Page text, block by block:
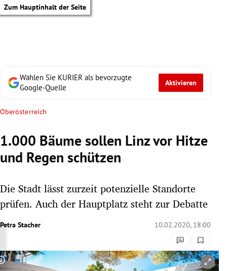
Zum Hauptinhalt der Seite
Untermenü
Wählen Sie KURIER als bevorzugte
Google-Quelle
Aktivieren
Oberösterreich
1.000 Bäume sollen Linz vor Hitze
und Regen schützen
Die Stadt lässt zurzeit potenzielle Standorte
prüfen. Auch der Hauptplatz steht zur Debatte
Petra Stacher 10.02.2020, 18:00
Copyright-Hinweis öffnen/schließen